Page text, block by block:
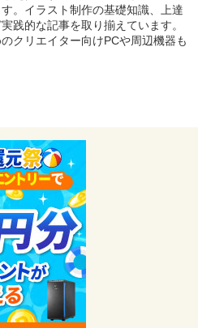
。イラスト制作の基礎知識、上達
践的な記事を取り揃えています。
クリエイター向けPCや周辺機器も